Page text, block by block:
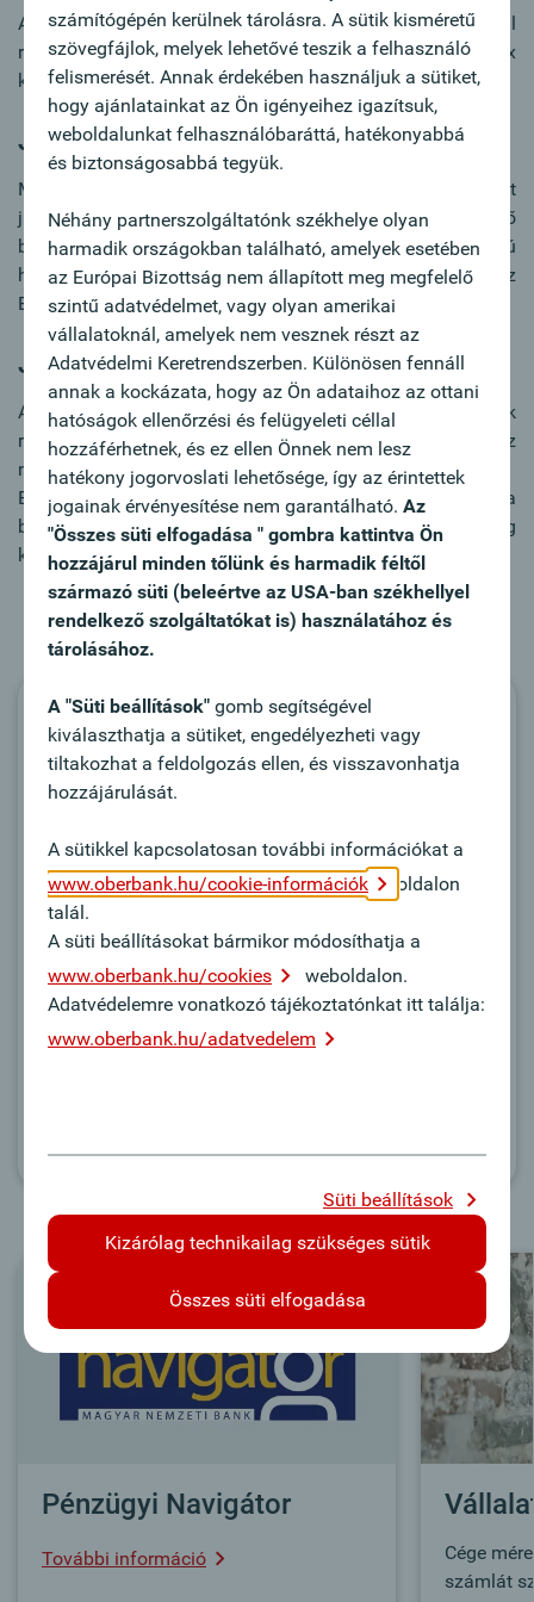
Akár 10 éves futamidőre veheti igénybe Eximbank által
refinanszírozott, így a futamidő alatt igen kedvező, fix
kamattal rendelkező EUR vagy HUF hitelünket.
Jövő exportőrei Alhitelprogram
Magyarországi vállalkozások belföldi, versenyképességet
javító, jövőbeni exportőr céggé válást elősegítő
beruházásaihoz, is biztosítunk kedvező, fix kamatozású
hitelkonstrukciókat HUF és EUR devizanemben, az
Eximbank refinanszírozása mellett.
Jövő exportőrei beruházási hitelek
Akár 10 éves futamidőre , KKV vagy nagyvállalati ügyfelek
részére, tetszőleges törlesztéssel, belföldi beruházásokhoz
nyújtunk hiteleket, a nettó beruházási költségek 85%-ig.
Energiahatékonysági vagy megújuló energia
beruházásokra a zöld beruházási hitel is igényelhető, még
kedvezőbb kamatfeltételekkel.
Továbbvezető linkek
A Magyar Export-Import Bank Zrt. (Eximbank)
Pénzügyi Navigátor
További információ
Cége
számlát
számítógépén kerülnek tárolásra. A sütik kisméretű
szövegfájlok, melyek lehetővé teszik a felhasználó
felismerését. Annak érdekében használjuk a sütiket,
hogy ajánlatainkat az Ön igényeihez igazítsuk,
weboldalunkat felhasználóbaráttá, hatékonyabbá
és biztonságosabbá tegyük.
Néhány partnerszolgáltatónk székhelye olyan
harmadik országokban található, amelyek esetében
az Európai Bizottság nem állapított meg megfelelő
szintű adatvédelmet, vagy olyan amerikai
vállalatoknál, amelyek nem vesznek részt az
Adatvédelmi Keretrendszerben. Különösen fennáll
annak a kockázata, hogy az Ön adataihoz az ottani
hatóságok ellenőrzési és felügyeleti céllal
hozzáférhetnek, és ez ellen Önnek nem lesz
hatékony jogorvoslati lehetősége, így az érintettek
jogainak érvényesítése nem garantálható. Az
"Összes süti elfogadása " gombra kattintva Ön
hozzájárul minden tőlünk és harmadik féltől
származó süti (beleértve az USA-ban székhellyel
rendelkező szolgáltatókat is) használatához és
tárolásához.
A "Süti beállítások" gomb segítségével
kiválaszthatja a sütiket, engedélyezheti vagy
tiltakozhat a feldolgozás ellen, és visszavonhatja
hozzájárulását.
A sütikkel kapcsolatosan további információkat a
www.oberbank.hu/cookie-információk
oldalon
talál.
A süti beállításokat bármikor módosíthatja a
www.oberbank.hu/cookies
weboldalon.
Adatvédelemre vonatkozó tájékoztatónkat itt találja:
www.oberbank.hu/adatvedelem
Süti beállítások
Kizárólag technikailag szükséges sütik
Összes süti elfogadása